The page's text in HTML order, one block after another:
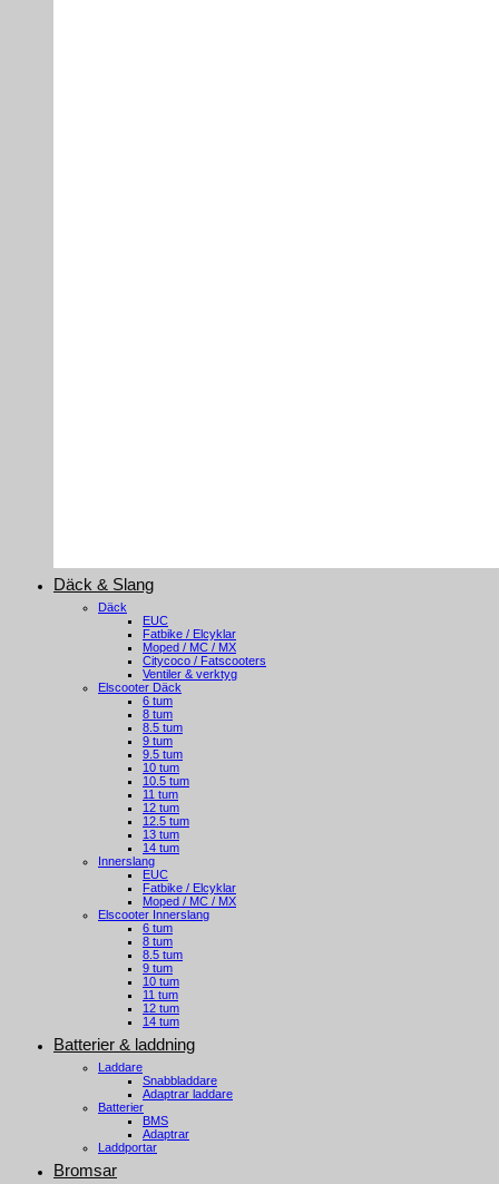
Däck & Slang
Däck
EUC
Fatbike / Elcyklar
Moped / MC / MX
Citycoco / Fatscooters
Ventiler & verktyg
Elscooter Däck
6 tum
8 tum
8.5 tum
9 tum
9.5 tum
10 tum
10.5 tum
11 tum
12 tum
12.5 tum
13 tum
14 tum
Innerslang
EUC
Fatbike / Elcyklar
Moped / MC / MX
Elscooter Innerslang
6 tum
8 tum
8.5 tum
9 tum
10 tum
11 tum
12 tum
14 tum
Batterier & laddning
Laddare
Snabbladdare
Adaptrar laddare
Batterier
BMS
Adaptrar
Laddportar
Bromsar